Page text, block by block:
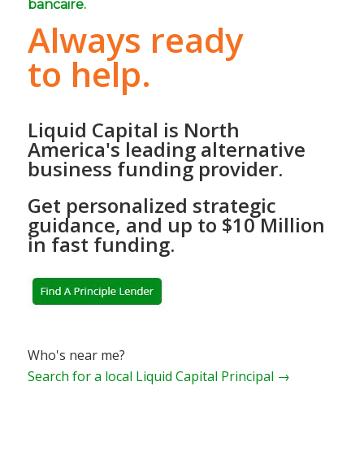
bancaire.
Always ready
to help.
Liquid Capital is North
America's leading alternative
business funding provider.
Get personalized strategic
guidance, and up to $10 Million
in fast funding.
Who's near me?
Search for a local Liquid Capital Principal →